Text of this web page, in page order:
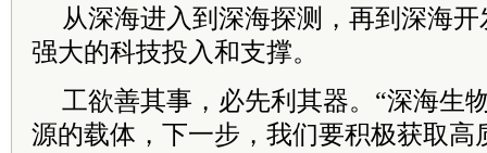
从深海进入到深海探测，再到深海
强大的科技投入和支撑。
工欲善其事，必先利其器。“深海生
源的载体，下一步，我们要积极获取高